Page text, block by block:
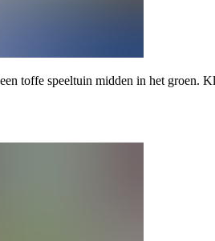
toffe speeltuin midden in het groen.